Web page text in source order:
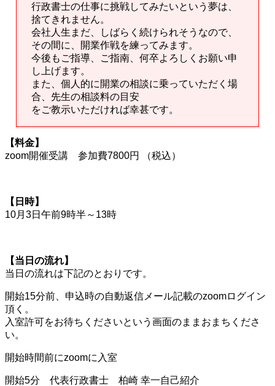
行政書士の仕事に挑戦してみたいという夢は、
捨てきれません。
会社人生まだ、しばらく続けられそうなので、
その間に、開業作戦を練ってみます。
今後もご指導、ご指南、何卒よろしくお願い申
し上げます。
また、個人的に開業の相談に乗っていただく場
合、先生の相談料の目安
をご教示いただければ幸甚です。
【料金】
zoom開催受講 参加費7800円 （税込）
【日時】
10月3日午前9時半～13時
【当日の流れ】
当日の流れは下記のとおりです。
開始15分前、申込時の自動返信メール記載のzoomログイン
頂く。
入室許可をお待ちくださいという画面のままおまちくださ
い。
開始時間前にzoomに入室
開始5分 代表行政書士 柏崎 幸一自己紹介